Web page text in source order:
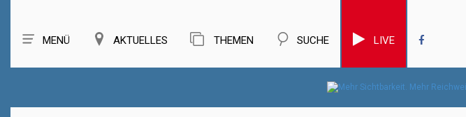
MENÜ AKTUELLES THEMEN SUCHE LIVE